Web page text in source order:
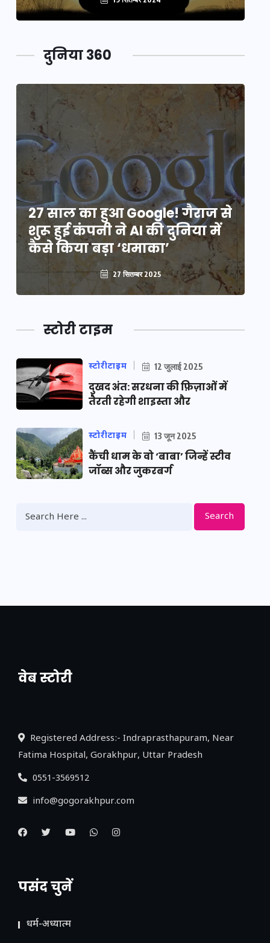
दुनिया 360
27 साल का हुआ Google! गैराज से
शुरू हुई कंपनी ने AI की दुनिया में
कैसे किया बड़ा ‘धमाका’
27 सितम्बर 2025
स्टोरी टाइम
स्टोरीटाइम 12 जुलाई 2025
दुखद अंत: सरधना की फ़िज़ाओं में
तैरती रहेगी शाइस्ता और
स्टोरीटाइम 13 जून 2025
कैंची धाम के वो ‘बाबा’ जिन्हें स्टीव
जॉब्स और जुकरबर्ग
Search
वेब स्टोरी
नया एक्सप्रेसवे: पूर्वांचल का लक, डेवलपमेंट का
Registered Address:- Indraprasthapuram, Near
Fatima Hospital, Gorakhpur, Uttar Pradesh
0551-3569512
info@gogorakhpur.com
पसंद चुनें
धर्म-अध्यात्म